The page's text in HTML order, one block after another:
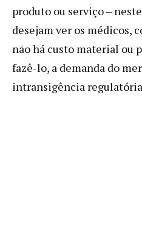
produto ou serviço –
desejam ver os médicos,
não há custo material ou
fazê-lo, a demanda do
intransigência